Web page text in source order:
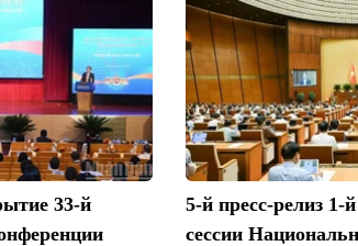
33-й
5-й пресс-релиз 1-
сессии